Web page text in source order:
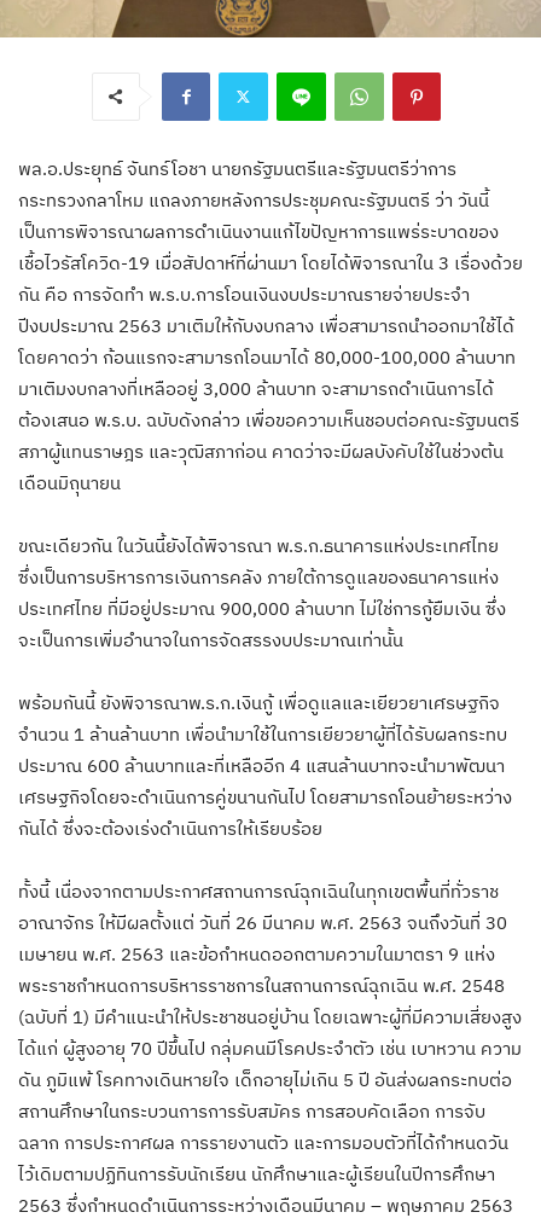
พล.อ.ประยุทธ์ จันทร์โอชา นายกรัฐมนตรีและรัฐมนตรีว่าการ
กระทรวงกลาโหม แถลงภายหลังการประชุมคณะรัฐมนตรี ว่า วันนี้
เป็นการพิจารณาผลการดำเนินงานแก้ไขปัญหาการแพร่ระบาดของ
เชื้อไวรัสโควิด-19 เมื่อสัปดาห์ที่ผ่านมา โดยได้พิจารณาใน 3 เรื่องด้วย
กัน คือ การจัดทำ พ.ร.บ.การโอนเงินงบประมาณรายจ่ายประจำ
ปีงบประมาณ 2563 มาเติมให้กับงบกลาง เพื่อสามารถนำออกมาใช้ได้
โดยคาดว่า ก้อนแรกจะสามารถโอนมาได้ 80,000-100,000 ล้านบาท
มาเติมงบกลางที่เหลืออยู่ 3,000 ล้านบาท จะสามารถดำเนินการได้
ต้องเสนอ พ.ร.บ. ฉบับดังกล่าว เพื่อขอความเห็นชอบต่อคณะรัฐมนตรี
สภาผู้แทนราษฎร และวุฒิสภาก่อน คาดว่าจะมีผลบังคับใช้ในช่วงต้น
เดือนมิถุนายน
ขณะเดียวกัน ในวันนี้ยังได้พิจารณา พ.ร.ก.ธนาคารแห่งประเทศไทย
ซึ่งเป็นการบริหารการเงินการคลัง ภายใต้การดูแลของธนาคารแห่ง
ประเทศไทย ที่มีอยู่ประมาณ 900,000 ล้านบาท ไม่ใช่การกู้ยืมเงิน ซึ่ง
จะเป็นการเพิ่มอำนาจในการจัดสรรงบประมาณเท่านั้น
พร้อมกันนี้ ยังพิจารณาพ.ร.ก.เงินกู้ เพื่อดูแลและเยียวยาเศรษฐกิจ
จำนวน 1 ล้านล้านบาท เพื่อนำมาใช้ในการเยียวยาผู้ที่ได้รับผลกระทบ
ประมาณ 600 ล้านบาทและที่เหลืออีก 4 แสนล้านบาทจะนำมาพัฒนา
เศรษฐกิจโดยจะดำเนินการคู่ขนานกันไป โดยสามารถโอนย้ายระหว่าง
กันได้ ซึ่งจะต้องเร่งดำเนินการให้เรียบร้อย
ทั้งนี้ เนื่องจากตามประกาศสถานการณ์ฉุกเฉินในทุกเขตพื้นที่ทั่วราช
อาณาจักร ให้มีผลตั้งแต่ วันที่ 26 มีนาคม พ.ศ. 2563 จนถึงวันที่ 30
เมษายน พ.ศ. 2563 และข้อกำหนดออกตามความในมาตรา 9 แห่ง
พระราชกำหนดการบริหารราชการในสถานการณ์ฉุกเฉิน พ.ศ. 2548
(ฉบับที่ 1) มีคำแนะนำให้ประชาชนอยู่บ้าน โดยเฉพาะผู้ที่มีความเสี่ยงสูง
ได้แก่ ผู้สูงอายุ 70 ปีขึ้นไป กลุ่มคนมีโรคประจำตัว เช่น เบาหวาน ความ
ดัน ภูมิแพ้ โรคทางเดินหายใจ เด็กอายุไม่เกิน 5 ปี อันส่งผลกระทบต่อ
สถานศึกษาในกระบวนการการรับสมัคร การสอบคัดเลือก การจับ
ฉลาก การประกาศผล การรายงานตัว และการมอบตัวที่ได้กำหนดวัน
ไว้เดิมตามปฏิทินการรับนักเรียน นักศึกษาและผู้เรียนในปีการศึกษา
2563 ซึ่งกำหนดดำเนินการระหว่างเดือนมีนาคม – พฤษภาคม 2563